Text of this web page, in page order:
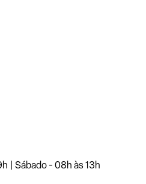
| Sábado - 08h às 13h